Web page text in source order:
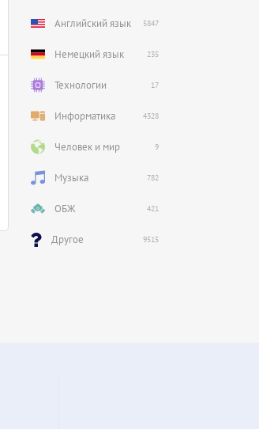
Английский язык 5847
Немецкий язык 235
Технологии 17
Информатика 4328
Человек и мир 9
Музыка 782
ОБЖ 421
Другое 9515